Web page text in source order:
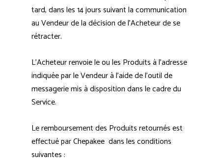
tard, dans les 14 jours suivant la communication
au Vendeur de la décision de l’Acheteur de se
rétracter.
L’Acheteur renvoie le ou les Produits à l’adresse
indiquée par le Vendeur à l’aide de l’outil de
messagerie mis à disposition dans le cadre du
Service.
Le remboursement des Produits retournés est
effectué par Chepakee dans les conditions
suivantes :